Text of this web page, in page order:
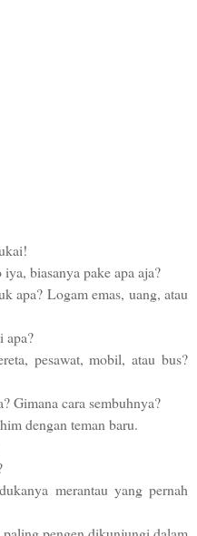
biasanya pake apa aja?
apa? Logam emas, uang, atau
apa?
pesawat, mobil, atau bus?
Gimana cara sembuhnya?
dengan teman baru.
merantau yang pernah